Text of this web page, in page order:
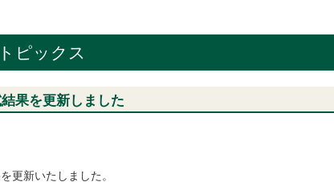
ピックス
果を更新しました
更新いたしました。